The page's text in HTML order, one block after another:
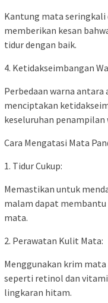
Kantung mata
memberikan kesan
tidur dengan baik.
4. Ketidakseimbangan
Perbedaan warna
menciptakan
keseluruhan penampilan
Cara Mengatasi Mata
1. Tidur Cukup:
Memastikan untuk
malam dapat
mata.
2. Perawatan Kulit Mata:
Menggunakan krim
seperti retinol dan
lingkaran hitam.